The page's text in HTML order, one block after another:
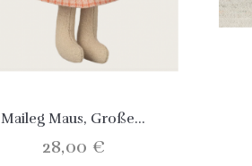
Maileg Maus, Große...
28,00 €